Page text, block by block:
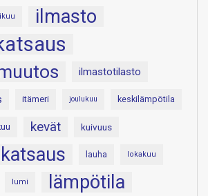
ilmasto
ilmastotilasto
itämeri joulukuu keskilämpötila
kevät kuivuus
lauha lokakuu
lumi lämpötila